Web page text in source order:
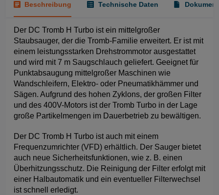
Beschreibung Technische Daten
Der DC Tromb H Turbo ist ein mittelgroßer
Staubsauger, der die Tromb-Familie erweitert. Er ist mit
einem leistungsstarken Drehstrommotor ausgestattet
und wird mit 7 m Saugschlauch geliefert. Geeignet für
Punktabsaugung mittelgroßer Maschinen wie
Wandschleifern, Elektro- oder Pneumatikhämmer und
Sägen. Aufgrund des hohen Zyklons, der großen Filter
und des 400V-Motors ist der Tromb Turbo in der Lage
große Partikelmengen im Dauerbetrieb zu bewältigen.
Der DC Tromb H Turbo ist auch mit einem
Frequenzumrichter (VFD) erhältlich. Der Sauger bietet
auch neue Sicherheitsfunktionen, wie z. B. einen
Überhitzungsschutz. Die Reinigung der Filter erfolgt mit
einer Halbautomatik und ein eventueller Filterwechsel
ist schnell erledigt.